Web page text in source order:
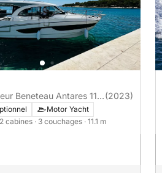
Beneteau Antares 11
(2023)
Motor Yacht
2 cabines · 3 couchages · 11.1 m